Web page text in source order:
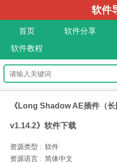
软件
首页 软件分享
软件教程
《Long Shadow AE插件（长
v1.14.2》软件下载
资源类型 : 软件
资源语言 : 简体中文